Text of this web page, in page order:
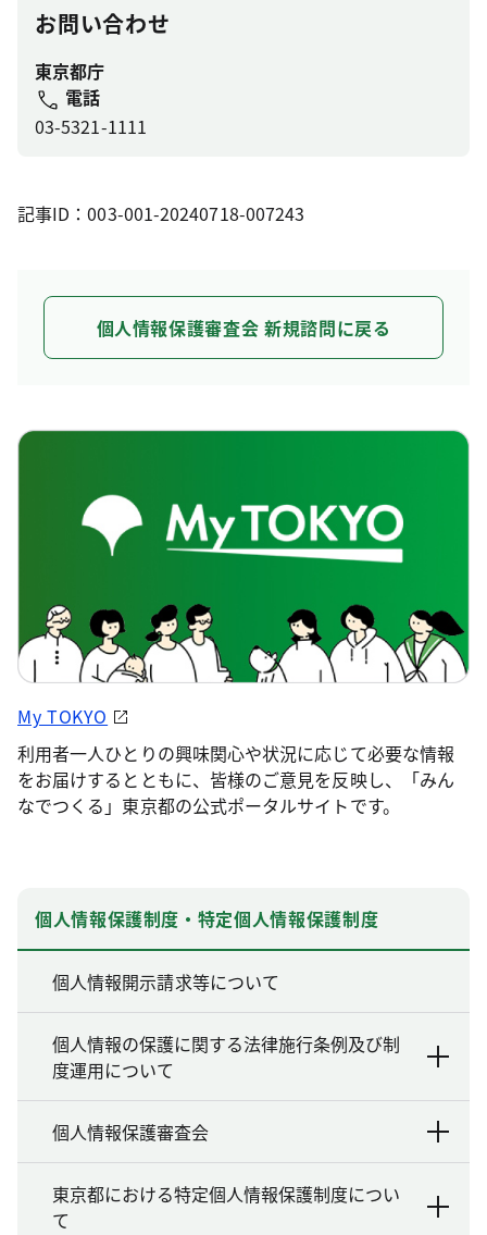
お問い合わせ
東京都庁
電話
03-5321-1111
記事ID：003-001-20240718-007243
個人情報保護審査会 新規諮問に戻る
My TOKYO
利用者一人ひとりの興味関心や状況に応じて必要な情報
をお届けするとともに、皆様のご意見を反映し、「みん
なでつくる」東京都の公式ポータルサイトです。
個人情報保護制度・特定個人情報保護制度
個人情報開示請求等について
個人情報の保護に関する法律施行条例及び制
度運用について
個人情報保護審査会
東京都における特定個人情報保護制度につい
て